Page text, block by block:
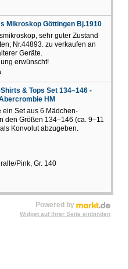
Mikroskop Göttingen Bj.1910
sehr guter Zustand
Nr.44893. zu verkaufen an
Geräte.
erwünscht!
& Tops Set 134–146 -
HM
ein Set aus 6 Mädchen-
den Größen 134–146 (ca. 9–11
Konvolut abzugeben.
Pink, Gr. 140
Powered by
Widget auf Ihrer Seite einbinden